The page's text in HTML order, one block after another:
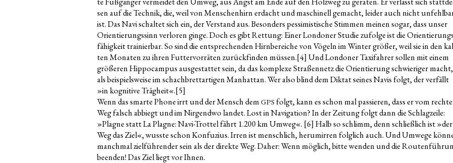
sen auf die Tech­nik, die, weil von Men­schen­hirn erdacht und maschi­nell gemacht, lei­der auch nicht
ist. Das Navi schal­tet sich ein, der Ver­stand aus. Beson­ders pes­si­mis­ti­sche Stim­men mei­nen sogar, dass unser
Ori­en­tie­rungs­sinn ver­lo­ren gin­ge. Doch es gibt Ret­tung: Einer Lon­do­ner Stu­die zufol­ge ist die
fä­hig­keit trai­nier­bar. So sind die ent­spre­chen­den Hirn­be­rei­che von Vögeln im Win­ter grö­ßer, weil sie in den
ten Mona­ten zu ihren Fut­ter­vor­rä­ten zurück­fin­den müs­sen.[4] Und Lon­do­ner Taxi­fah­rer sol­len mit einem
grö­ße­ren Hip­po­cam­pus aus­ge­stat­tet sein, da das kom­ple­xe Stra­ßen­netz die Ori­en­tie­rung schwie­ri­ger macht,
als bei­spiels­wei­se im schach­brett­ar­ti­gen Man­hat­tan. Wer also blind dem Dik­tat sei­nes Navis folgt, der ver­fällt
»in kogni­ti­ve Träg­heit«.[5]
Wenn das smar­te Pho­ne irrt und der Mensch dem GPS folgt, kann es schon mal pas­sie­ren, dass er vom
Weg falsch abbiegt und im Nir­gend­wo lan­det. Lost in Navi­ga­ti­on? In der Zei­tung folgt dann die Schlag­zei­le:
»Plag­ne statt La Plag­ne: Navi-Trot­tel fährt 1.200 km Umweg«. [6] Halb so schlimm, denn schließ­lich ist »der
Weg das Ziel«, wuss­te schon Kon­fu­zi­us. Irren ist mensch­lich, her­um­ir­ren folg­lich auch. Und Umwe­ge
manch­mal ziel­füh­ren­der sein als der direk­te Weg. Daher: Wenn mög­lich, bit­te wen­den und die
been­den! Das Ziel liegt vor Ihnen.